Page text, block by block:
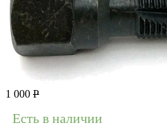
1 000 Р
Есть в наличии